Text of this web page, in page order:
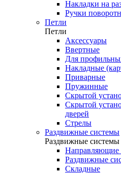
Накладки на
Ручки
Петли
Петли
Аксессуары
Ввертные
Для
Накладные
Приварные
Пружинные
Скрытой
Скрытой
дверей
Стрелы
Раздвижные системы
Раздвижные системы
Направляющие
Раздвижные
Складные